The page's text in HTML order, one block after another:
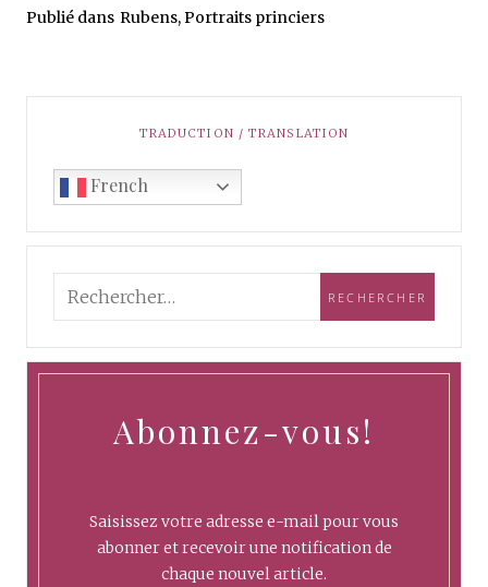
Publié dans Rubens, Portraits princiers
TRADUCTION / TRANSLATION
French
Abonnez-vous!
Saisissez votre adresse e-mail pour vous
abonner et recevoir une notification de
chaque nouvel article.